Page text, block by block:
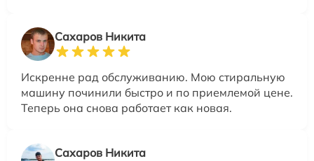
Сахаров Никита
Искренне рад обслуживанию. Мою стиральную
машину починили быстро и по приемлемой цене.
Теперь она снова работает как новая.
Сахаров Никита